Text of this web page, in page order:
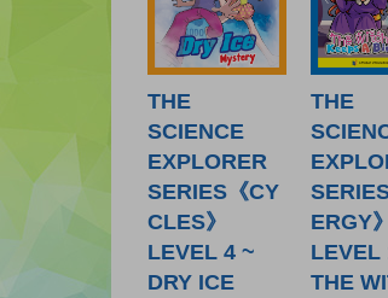
THE
SCIENCE
EXPLORER
SERIES《CY
CLES》
LEVEL 4 ~
DRY ICE
THE
ERGY》
LEVEL
THE